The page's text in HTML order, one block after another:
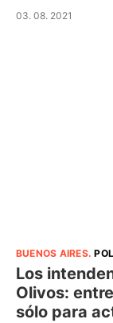
03. 08. 2021
BUENOS AIRES.
Los
Olivos:
sólo para